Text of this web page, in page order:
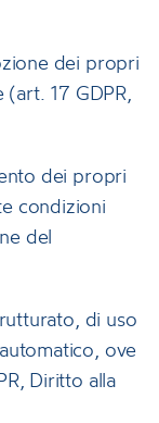
dei propri
17 GDPR,
dei propri
condizioni
del
di uso
ove
Diritto alla